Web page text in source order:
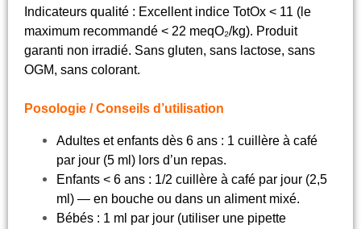
Indicateurs qualité : Excellent indice TotOx < 11 (le
maximum recommandé < 22 meqO₂/kg). Produit
garanti non irradié. Sans gluten, sans lactose, sans
OGM, sans colorant.
Posologie / Conseils d’utilisation
Adultes et enfants dès 6 ans : 1 cuillère à café
par jour (5 ml) lors d’un repas.
Enfants < 6 ans : 1/2 cuillère à café par jour (2,5
ml) — en bouche ou dans un aliment mixé.
Bébés : 1 ml par jour (utiliser une pipette